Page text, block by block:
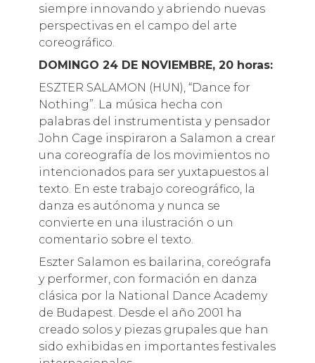
siempre innovando y abriendo nuevas
perspectivas en el campo del arte
coreográfico.
DOMINGO 24 DE NOVIEMBRE, 20 horas:
ESZTER SALAMON (HUN), “Dance for
Nothing”. La música hecha con
palabras del instrumentista y pensador
John Cage inspiraron a Salamon a crear
una coreografía de los movimientos no
intencionados para ser yuxtapuestos al
texto. En este trabajo coreográfico, la
danza es autónoma y nunca se
convierte en una ilustración o un
comentario sobre el texto.
Eszter Salamon es bailarina, coreógrafa
y performer, con formación en danza
clásica por la National Dance Academy
de Budapest. Desde el año 2001 ha
creado solos y piezas grupales que han
sido exhibidas en importantes festivales